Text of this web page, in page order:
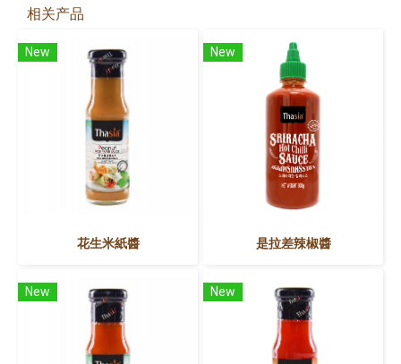
相关产品
New
花生米紙醬
New
是拉差辣椒醬
New New